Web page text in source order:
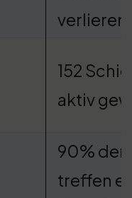
verlieren
152
aktiv
90% der
treffen